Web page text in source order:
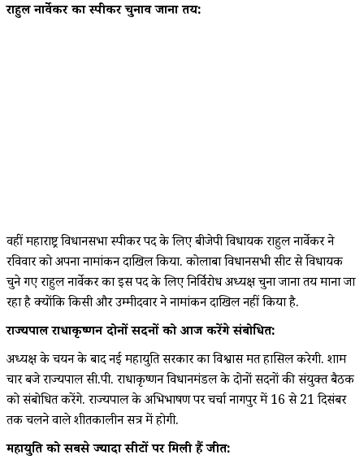
राहुल नार्वेकर का स्पीकर चुनाव जाना तय:
वहीं महाराष्ट्र विधानसभा स्पीकर पद के लिए बीजेपी विधायक राहुल नार्वेकर ने
रविवार को अपना नामांकन दाखिल किया. कोलाबा विधानसभी सीट से विधायक
चुने गए राहुल नार्वेकर का इस पद के लिए निर्विरोध अध्यक्ष चुना जाना तय माना जा
रहा है क्योंकि किसी और उम्मीदवार ने नामांकन दाखिल नहीं किया है.
राज्यपाल राधाकृष्णन दोनों सदनों को आज करेंगे संबोधित:
अध्यक्ष के चयन के बाद नई महायुति सरकार का विश्वास मत हासिल करेगी. शाम
चार बजे राज्यपाल सी.पी. राधाकृष्णन विधानमंडल के दोनों सदनों की संयुक्त बैठक
को संबोधित करेंगे. राज्यपाल के अभिभाषण पर चर्चा नागपुर में 16 से 21 दिसंबर
तक चलने वाले शीतकालीन सत्र में होगी.
महायुति को सबसे ज्यादा सीटों पर मिली हैं जीत: